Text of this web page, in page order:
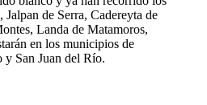
de Serra, Cadereyta de
Landa de Matamoros,
en los municipios de
y San Juan del Río.